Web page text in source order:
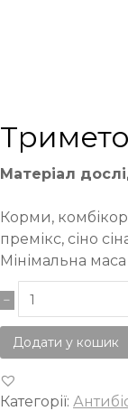
Матеріал
Корми,
премікс, сіно
Мінімальна
Додати у кошик
Категорії: